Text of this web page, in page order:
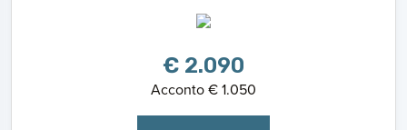
€ 2.090
Acconto € 1.050